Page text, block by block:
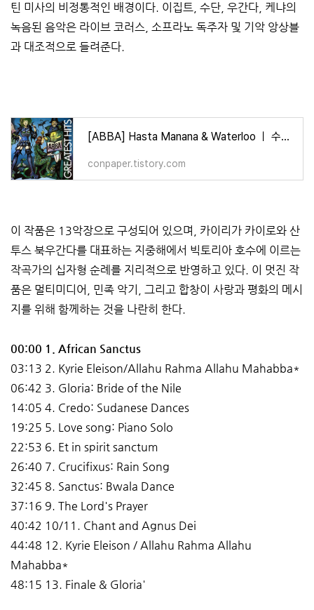
틴 미사의 비정통적인 배경이다. 이집트, 수단, 우간다, 케냐의
녹음된 음악은 라이브 코러스, 소프라노 독주자 및 기악 앙상블
과 대조적으로 들려준다.
[ABBA] Hasta Manana & Waterloo ㅣ 수십 년 만에 재회...특별 콘서트
conpaper.tistory.com
이 작품은 13악장으로 구성되어 있으며, 카이리가 카이로와 산
투스 북우간다를 대표하는 지중해에서 빅토리아 호수에 이르는
작곡가의 십자형 순례를 지리적으로 반영하고 있다. 이 멋진 작
품은 멀티미디어, 민족 악기, 그리고 합창이 사랑과 평화의 메시
지를 위해 함께하는 것을 나란히 한다.
00:00 1. African Sanctus
03:13 2. Kyrie Eleison/Allahu Rahma Allahu Mahabba*
06:42 3. Gloria: Bride of the Nile
14:05 4. Credo: Sudanese Dances
19:25 5. Love song: Piano Solo
22:53 6. Et in spirit sanctum
26:40 7. Crucifixus: Rain Song
32:45 8. Sanctus: Bwala Dance
37:16 9. The Lord's Prayer
40:42 10/11. Chant and Agnus Dei
44:48 12. Kyrie Eleison / Allahu Rahma Allahu
Mahabba*
48:15 13. Finale & Gloria'